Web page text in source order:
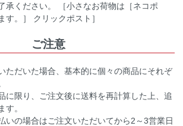
承ください。 ［小さなお荷物は［ネコポ
す。］ クリックポスト］
ご注意
ただいた場合、基本的に個々の商品にそれぞ
に限り、ご注文後に送料を再計算した上、追
す。
いの場合はご注文いただいてから2～3営業日